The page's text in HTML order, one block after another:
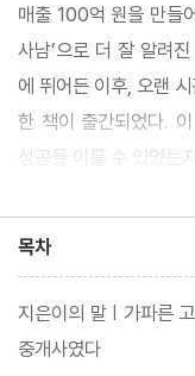
매출 100억 원을 만들
사남’으로 더 잘 알려
에 뛰어든 이후, 오랜
한 책이 출간되었다.
성공을 이룰 수 있었는
그는 ‘큰돈을 벌려면
억대 연봉을 달성했다
야로 사업을 확장하
략적이고 혁신적으로
목차
지은이의 말 | 가파른
중개사였다